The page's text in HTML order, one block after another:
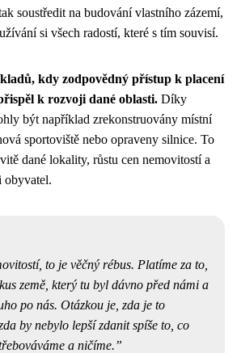
soustředit na budování vlastního zázemí,
si všech radostí, které s tím souvisí.
kdy zodpovědný přístup k placení
k rozvoji dané oblasti. Díky
být například zrekonstruovány místní
sportoviště nebo opraveny silnice. To
dané lokality, růstu cen nemovitostí a
obyvatel.
to je věčný rébus. Platíme za to,
země, který tu byl dávno před námi a
po nás. Otázkou je, zda je to
by nebylo lepší zdanit spíše to, co
a ničíme.